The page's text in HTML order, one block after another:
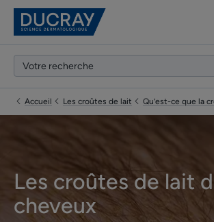
Accueil Les croûtes de lait Qu’est-ce que la
Les croûtes de lait
cheveux